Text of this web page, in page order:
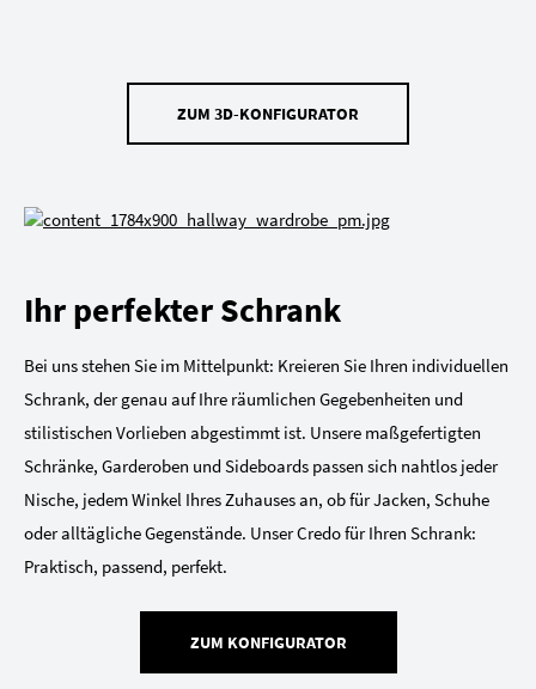
ZUM 3D-KONFIGURATOR
Ihr perfekter Schrank
Bei uns stehen Sie im Mittelpunkt: Kreieren Sie Ihren individuellen
Schrank, der genau auf Ihre räumlichen Gegebenheiten und
stilistischen Vorlieben abgestimmt ist. Unsere maßgefertigten
Schränke, Garderoben und Sideboards passen sich nahtlos jeder
Nische, jedem Winkel Ihres Zuhauses an, ob für Jacken, Schuhe
oder alltägliche Gegenstände. Unser Credo für Ihren Schrank:
Praktisch, passend, perfekt.
ZUM KONFIGURATOR